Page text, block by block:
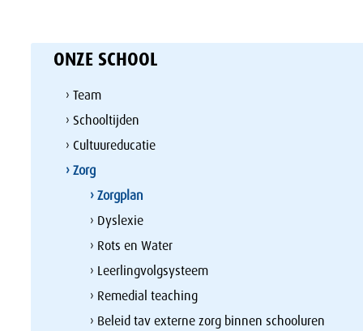
ONZE SCHOOL
› Team
› Schooltijden
› Cultuureducatie
› Zorg
› Zorgplan
› Dyslexie
› Rots en Water
› Leerlingvolgsysteem
› Remedial teaching
› Beleid tav externe zorg binnen schooluren